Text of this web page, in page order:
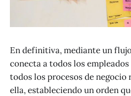
En definitiva, mediante un
conecta a todos los
todos los procesos de negocio
ella, estableciendo un orden